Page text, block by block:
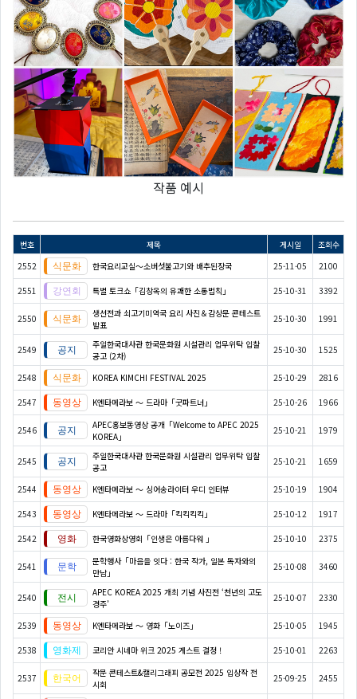
작품 예시
번호 제목 게시일
조회수
2552
한국요리교실〜소버섯불고기와 배추된장국 25-11-05 2100
2551 특별 토크쇼「김창옥의 유쾌한 소통법칙」 25-10-31 3392
2550
생선전과 쇠고기미역국 요리 사진＆감상문 콘테스트
발표
25-10-30 1991
2549
주일한국대사관 한국문화원 시설관리 업무위탁 입찰
공고 (2차)
25-10-30 1525
2548 KOREA KIMCHI FESTIVAL 2025 25-10-29 2816
2547 K엔타메라보 ～ 드라마「굿파트너」 25-10-26 1966
2546
APEC홍보동영상 공개「Welcome to APEC 2025
KOREA」
25-10-21 1979
2545
주일한국대사관 한국문화원 시설관리 업무위탁 입찰
공고
25-10-21 1659
2544 K엔타메라보 ～ 싱어송라이터 우디 인터뷰 25-10-19 1904
2543 K엔타메라보 ～ 드라마「킥킥킥킥」 25-10-12 1917
2542 한국영화상영회「인생은 아름다워 」 25-10-10 2375
2541
문학행사「마음을 잇다 : 한국 작가, 일본 독자와의
만남」
25-10-08 3460
2540
APEC KOREA 2025 개최 기념 사진전 ‘천년의 고도
경주’
25-10-07 2330
2539 K엔타메라보 ～ 영화「노이즈」 25-10-05 1945
2538 코리안 시네마 위크 2025 게스트 결정 ! 25-10-01 2263
2537
작문 콘테스트&캘리그래피 공모전 2025 입상작 전
시회
25-09-25 2455